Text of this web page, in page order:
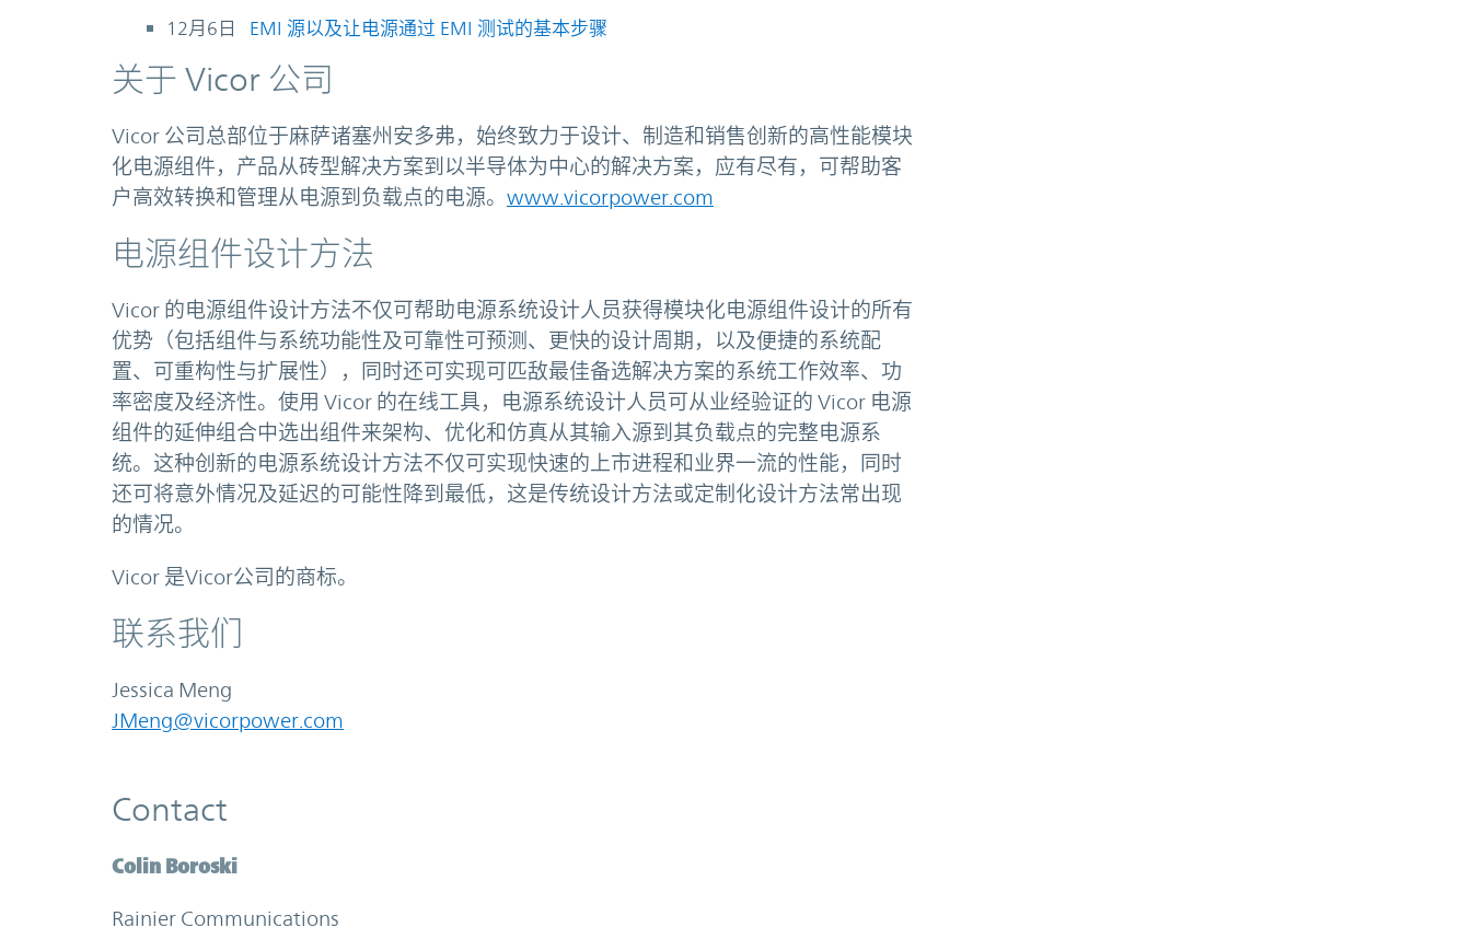
12月6日 EMI 源以及让电源通过 EMI 测试的基本步骤
关于 Vicor 公司
Vicor 公司总部位于麻萨诸塞州安多弗，始终致力于设计、制造和销售创新的高性能模块
化电源组件，产品从砖型解决方案到以半导体为中心的解决方案，应有尽有，可帮助客
户高效转换和管理从电源到负载点的电源。 www.vicorpower.com
电源组件设计方法
Vicor 的电源组件设计方法不仅可帮助电源系统设计人员获得模块化电源组件设计的所有
优势（包括组件与系统功能性及可靠性可预测、更快的设计周期，以及便捷的系统配
置、可重构性与扩展性），同时还可实现可匹敌最佳备选解决方案的系统工作效率、功
率密度及经济性。使用 Vicor 的在线工具，电源系统设计人员可从业经验证的 Vicor 电源
组件的延伸组合中选出组件来架构、优化和仿真从其输入源到其负载点的完整电源系
统。这种创新的电源系统设计方法不仅可实现快速的上市进程和业界一流的性能，同时
还可将意外情况及延迟的可能性降到最低，这是传统设计方法或定制化设计方法常出现
的情况。
Vicor 是Vicor公司的商标。
联系我们
Jessica Meng
JMeng@vicorpower.com
Contact
Colin Boroski
Rainier Communications